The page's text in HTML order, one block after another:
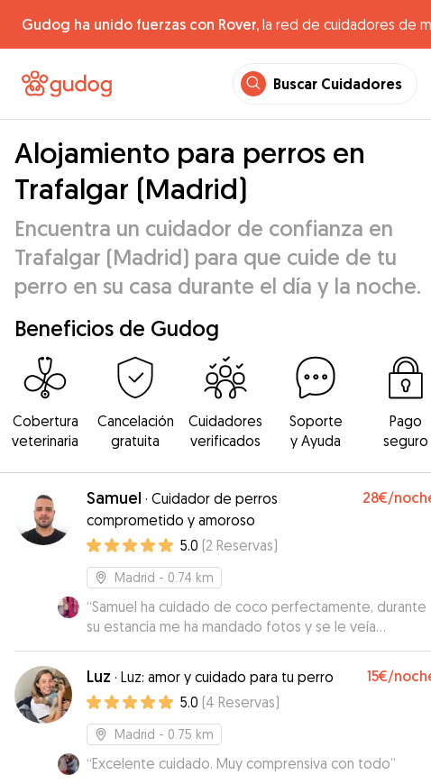
Gudog ha unido fuerzas con Rover, la red de cuidadores de
Buscar Cuidadores
Alojamiento para perros en
Trafalgar (Madrid)
Encuentra un cuidador de confianza en
Trafalgar (Madrid) para que cuide de tu
perro en su casa durante el día y la noche.
Beneficios de Gudog
Cobertura
veterinaria
Cancelación
gratuita
Cuidadores
verificados
Soporte
y Ayuda
Pago
seguro
Samuel · Cuidador de perros
comprometido y amoroso
28€/
5.0 (2 Reservas)
Madrid - 0.74 km
“Samuel ha cuidado de coco perfectamente, durante
su estancia me ha mandado fotos y se le veía
contento. Ha sido muy puntual a la hora de la
Comunicación fluida. Volvería a repetir sin duda.
Gracias Samuel! ”
Luz · Luz: amor y cuidado para tu perro 15€/
5.0 (4 Reservas)
Madrid - 0.75 km
“Excelente cuidado. Muy comprensiva con todo”